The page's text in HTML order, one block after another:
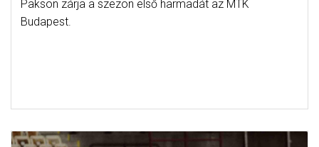
Pakson zárja a szezon első harmadát az MTK
Budapest.